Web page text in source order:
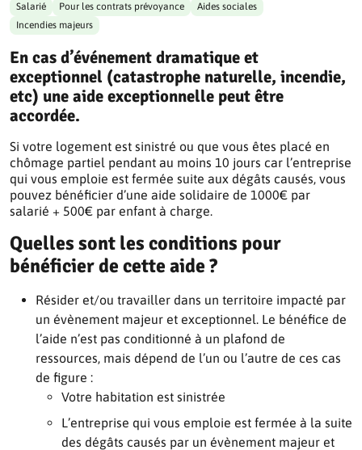
Salarié Pour les contrats prévoyance
Aides sociales
Incendies majeurs
En cas d’événement dramatique et
exceptionnel (catastrophe naturelle, incendie,
etc) une aide exceptionnelle peut être
accordée.
Si votre logement est sinistré ou que vous êtes placé en
chômage partiel pendant au moins 10 jours car l’entreprise
qui vous emploie est fermée suite aux dégâts causés, vous
pouvez bénéficier d’une aide solidaire de 1000€ par
salarié + 500€ par enfant à charge.
Quelles sont les conditions pour
bénéficier de cette aide ?
Résider et/ou travailler dans un territoire impacté par
un évènement majeur et exceptionnel. Le bénéfice de
l’aide n’est pas conditionné à un plafond de
ressources, mais dépend de l’un ou l’autre de ces cas
de figure :
Votre habitation est sinistrée
L’entreprise qui vous emploie est fermée à la suite
des dégâts causés par un évènement majeur et